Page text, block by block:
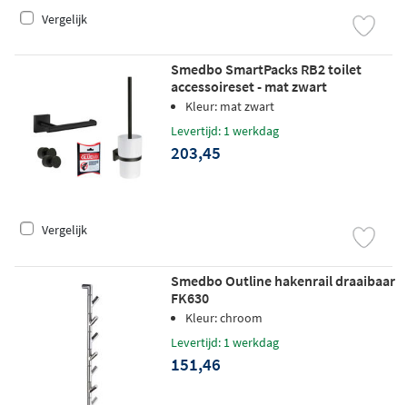
Vergelijk
Smedbo SmartPacks RB2 toilet
accessoireset - mat zwart
Kleur: mat zwart
Levertijd: 1 werkdag
203,45
Vergelijk
Smedbo Outline hakenrail draaibaar
FK630
Kleur: chroom
Levertijd: 1 werkdag
151,46